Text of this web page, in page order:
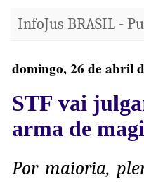
InfoJus BRASIL -
domingo, 26 de abril
STF vai
arma de
Por maioria,